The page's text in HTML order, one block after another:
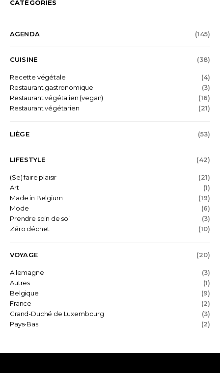
CATÉGORIES
AGENDA (145)
CUISINE (38)
Recette végétale
(4)
Restaurant gastronomique
(3)
Restaurant végétalien (vegan)
(16)
Restaurant végétarien
(21)
LIÈGE (53)
LIFESTYLE (42)
(Se) faire plaisir
(21)
Art
(1)
Made in Belgium
(19)
Mode
(6)
Prendre soin de soi
(3)
Zéro déchet
(10)
VOYAGE (20)
Allemagne
(3)
Autres
(1)
Belgique
(9)
France
(2)
Grand-Duché de Luxembourg
(3)
Pays-Bas
(2)